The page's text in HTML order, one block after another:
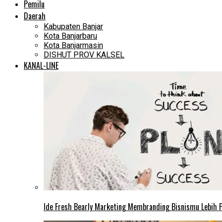
Pemilu
Daerah
Kabupaten Banjar
Kota Banjarbaru
Kota Banjarmasin
DISHUT PROV KALSEL
KANAL-LINE
Ide Fresh Bearly Marketing Membranding Bisnismu Lebih